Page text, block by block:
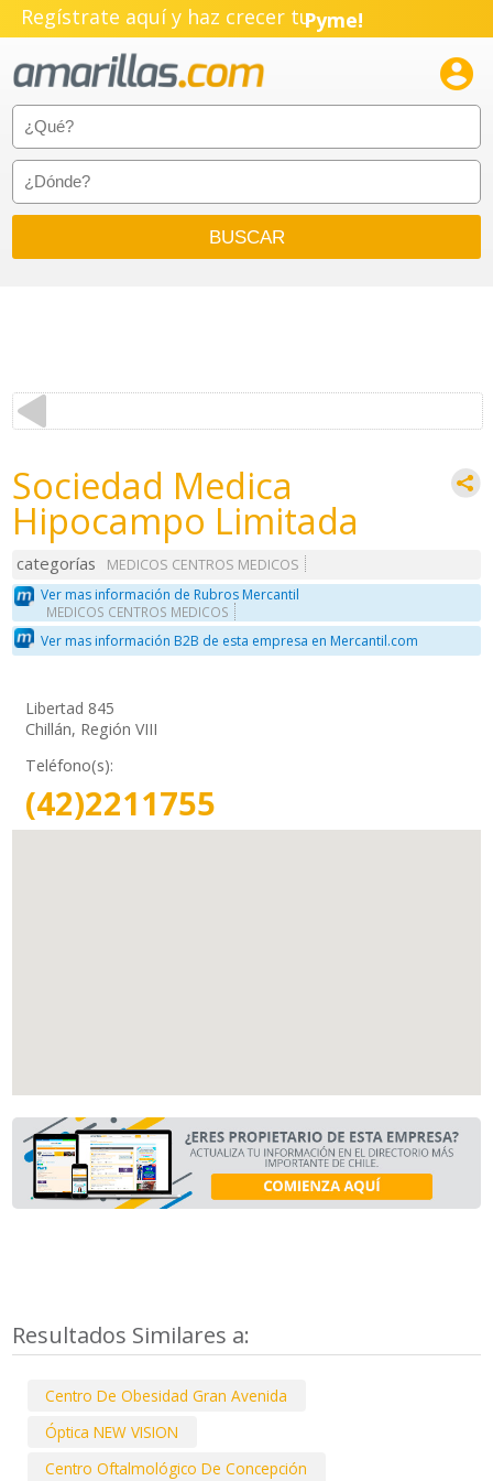
Regístrate aquí y haz crecer tuPyme!
Emprendimiento!

Sociedad Medica
Hipocampo Limitada
categorías
MEDICOS CENTROS MEDICOS
Ver mas información de Rubros Mercantil
MEDICOS CENTROS MEDICOS
Ver mas información B2B de esta empresa en Mercantil.com
Libertad 845
Chillán, Región VIII
Teléfono(s):
(42)2211755
Resultados Similares a:
Centro De Obesidad Gran Avenida
Óptica NEW VISION
Centro Oftalmológico De Concepción